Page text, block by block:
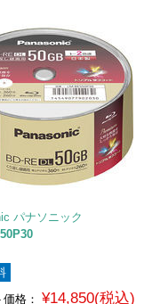
パナソニック
格： ¥14,850(税込)